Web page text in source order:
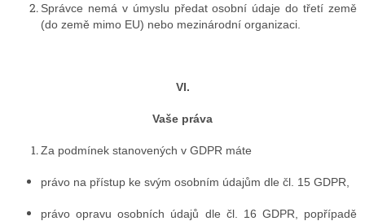
Správce nemá v úmyslu předat osobní údaje do třetí země
(do země mimo EU) nebo mezinárodní organizaci.
VI.
Vaše práva
Za podmínek stanovených v GDPR máte
právo na přístup ke svým osobním údajům dle čl. 15 GDPR,
právo opravu osobních údajů dle čl. 16 GDPR, popřípadě